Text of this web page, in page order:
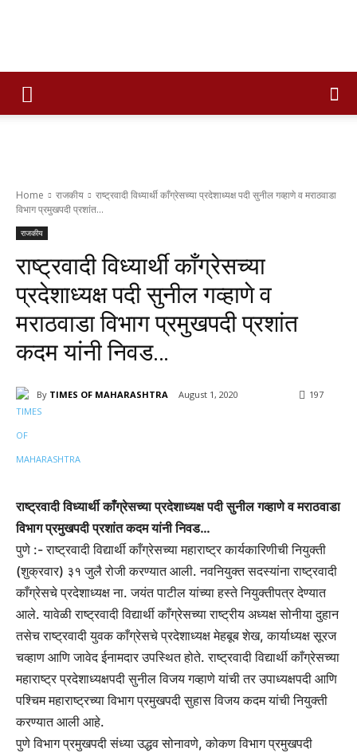
Times
Home राजकीय
राष्ट्रवादी विध्यार्थी काँग्रेसच्या प्रदेशाध्यक्ष पदी सुनील गव्हाणे व मराठवाडा
विभाग प्रमुखपदी प्रशांत...
राजकीय
राष्ट्रवादी विध्यार्थी काँग्रेसच्या
प्रदेशाध्यक्ष पदी सुनील गव्हाणे व
मराठवाडा विभाग प्रमुखपदी प्रशांत
कदम यांनी निवड…
By TIMES OF MAHARASHTRA August 1, 2020 197
राष्ट्रवादी विध्यार्थी काँग्रेसच्या प्रदेशाध्यक्ष पदी सुनील गव्हाणे व मराठवाडा
विभाग प्रमुखपदी प्रशांत कदम यांनी निवड…
पुणे :- राष्ट्रवादी विद्यार्थी काँग्रेसच्या महाराष्ट्र कार्यकारिणीची नियुक्ती
(शुक्रवार) ३१ जुलै रोजी करण्यात आली. नवनियुक्त सदस्यांना राष्ट्रवादी
काँग्रेसचे प्रदेशाध्यक्ष ना. जयंत पाटील यांच्या हस्ते नियुक्तीपत्र देण्यात
आले. यावेळी राष्ट्रवादी विद्यार्थी काँग्रेसच्या राष्ट्रीय अध्यक्ष सोनीया दुहान
तसेच राष्ट्रवादी युवक काँग्रेसचे प्रदेशाध्यक्ष मेहबूब शेख, कार्याध्यक्ष सूरज
चव्हाण आणि जावेद ईनामदार उपस्थित होते. राष्ट्रवादी विद्यार्थी काँग्रेसच्या
महाराष्ट्र प्रदेशाध्यक्षपदी सुनील विजय गव्हाणे यांची तर उपाध्यक्षपदी आणि
पश्चिम महाराष्ट्रच्या विभाग प्रमुखपदी सुहास विजय कदम यांची नियुक्ती
करण्यात आली आहे.
पुणे विभाग प्रमुखपदी संध्या उद्धव सोनावणे, कोकण विभाग प्रमुखपदी